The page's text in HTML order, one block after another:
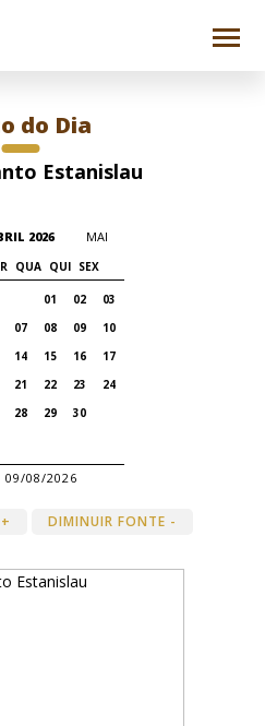
do Dia
Estanislau
2026 MAI
QUA QUI SEX
01
02
03
07 08 09
10
14 15 16
17
21 22 23
24
28 29 30
09/08/2026
DIMINUIR FONTE -